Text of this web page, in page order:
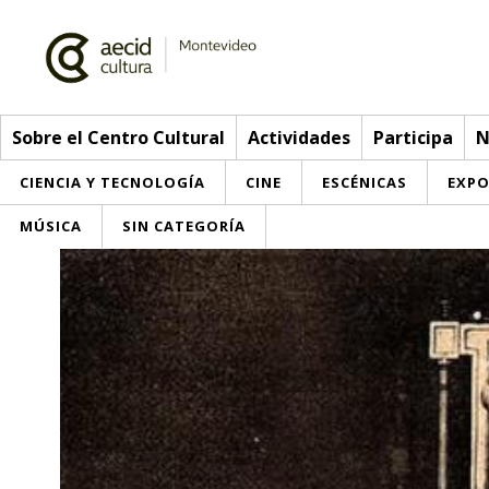
Sobre el Centro Cultural Actividades Participa
CIENCIA Y TECNOLOGÍA CINE ESCÉNICAS
MÚSICA SIN CATEGORÍA
Sobre el Centro Cultural
Red AECID
Equipo
Instalaciones
Visítanos
Actividades
> Go to Actividades
This week
Inscriptions
Participa
Envíanos tu propuesta
Buzón de sugerencias
Noticias
Convocatorias